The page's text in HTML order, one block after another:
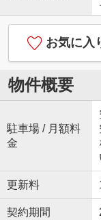
お気に入
物件概要
駐車場 / 月額料
金
更新料
契約期間